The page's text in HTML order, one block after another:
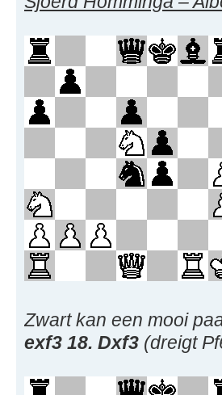
Zwart kan een mooi
exf3 18. Dxf3 (dreigt